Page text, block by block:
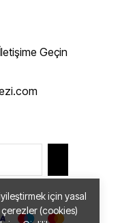
için yasal
(cookies)
Geçin